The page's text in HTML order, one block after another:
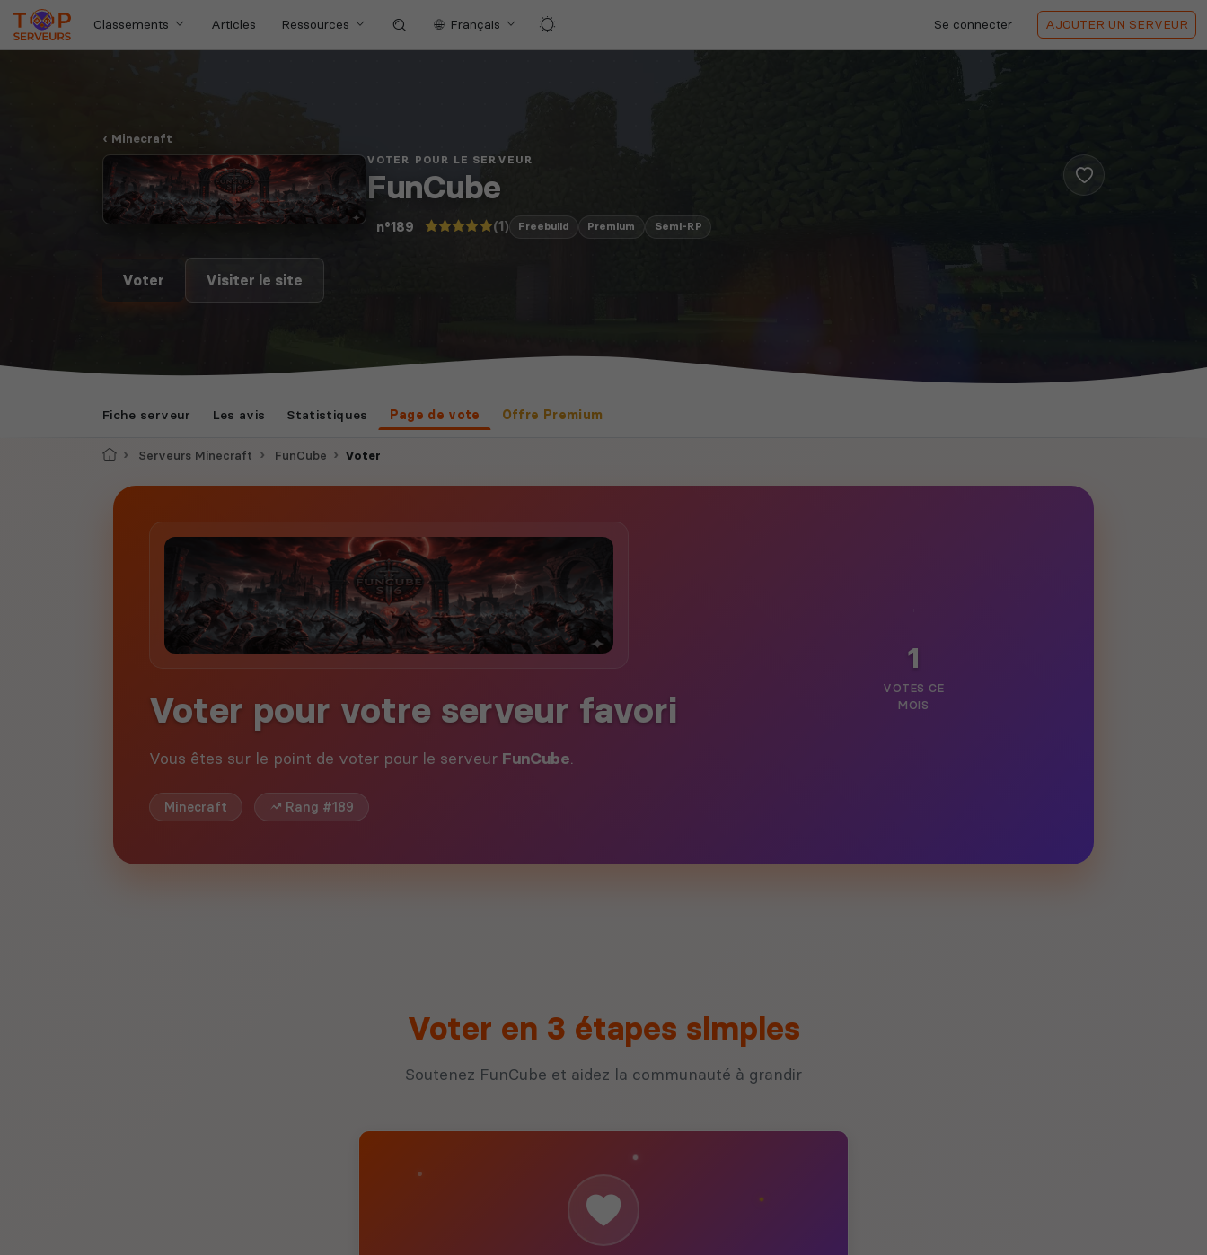
Classements Articles Ressources Français Se connecter AJOUTER UN SERVEUR
Minecraft
VOTER POUR LE SERVEUR
FunCube
n°189 (1) Freebuild Premium Semi-RP
Voter Visiter le site
Fiche serveur Les avis Statistiques Page de vote Offre Premium
AccueilServeurs Minecraft FunCube Voter
Voter pour votre serveur favori
Vous êtes sur le point de voter pour le serveur FunCube.
Minecraft Rang #189
1
VOTES CE
MOIS
Voter en 3 étapes simples
Soutenez FunCube et aidez la communauté à grandir